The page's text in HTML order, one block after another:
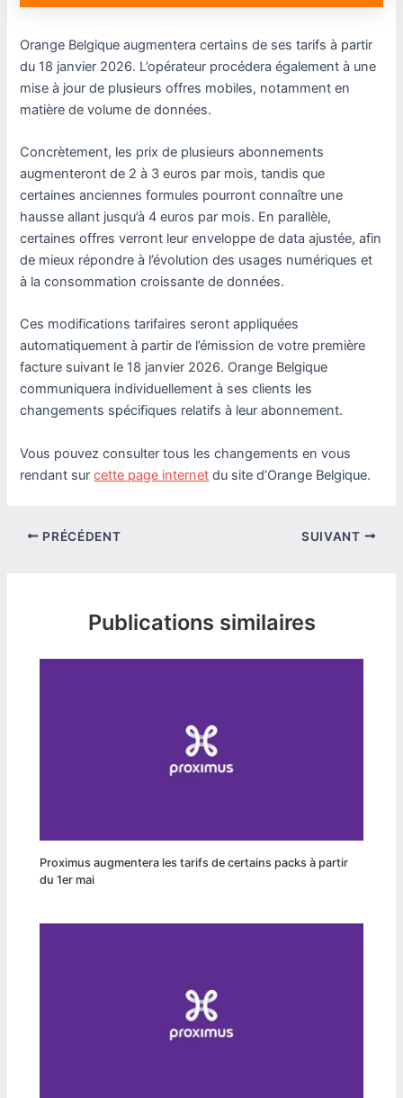
Orange Belgique augmentera certains de ses tarifs à partir
du 18 janvier 2026. L’opérateur procédera également à une
mise à jour de plusieurs offres mobiles, notamment en
matière de volume de données.
Concrètement, les prix de plusieurs abonnements
augmenteront de 2 à 3 euros par mois, tandis que
certaines anciennes formules pourront connaître une
hausse allant jusqu’à 4 euros par mois. En parallèle,
certaines offres verront leur enveloppe de data ajustée, afin
de mieux répondre à l’évolution des usages numériques et
à la consommation croissante de données.
Ces modifications tarifaires seront appliquées
automatiquement à partir de l’émission de votre première
facture suivant le 18 janvier 2026. Orange Belgique
communiquera individuellement à ses clients les
changements spécifiques relatifs à leur abonnement.
Vous pouvez consulter tous les changements en vous
rendant surcette page internet du site d’Orange Belgique.
PRÉCÉDENT SUIVANT
Publications similaires
Proximus augmentera les tarifs de certains packs à partir
du 1er mai